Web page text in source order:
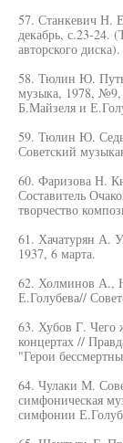
57. Станкевич Н.
декабрь, с.23-24.
авторского диска).
58. Тюлин Ю. Путь
музыка, 1978, №9,
Б.Майзеля и
59. Тюлин Ю.
Советский
60. Фаризова Н.
Составитель
творчество
61. Хачатурян А.
1937, 6 марта.
62. Холминов А.,
Е.Голубева//
63. Хубов Г. Чего
концертах //
"Герои
64. Чулаки М.
симфоническая
симфонии